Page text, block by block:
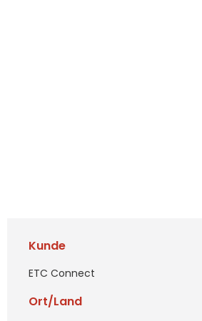
Kunde
ETC Connect
Ort/Land